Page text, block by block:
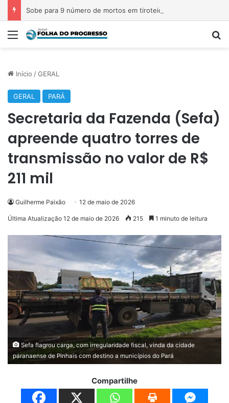
Menu
Início /GERAL
GERAL PARÁ
Secretaria da Fazenda (Sefa)
apreende quatro torres de
transmissão no valor de R$
211 mil
Guilherme Paixão 12 de maio de 2026
Última Atualização 12 de maio de 2026 215 1 minuto de leitura
Sefa flagrou carga, com irregularidade fiscal, vinda da cidade
paranaense de Pinhais com destino a municípios do Pará
Compartilhe